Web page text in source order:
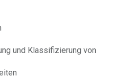
und Klassifizierung von